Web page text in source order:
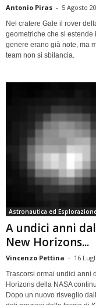
Antonio Piras - 5 Agosto
Nel cratere Gale il rover
geometriche che si
genere erano già note, ma
team non si sbilancia.
Astronautica ed
A undici anni
New Horizons...
Vincenzo Pettina - 16
Trascorsi ormai undici anni
Horizons della NASA
Dopo un nuovo risveglio